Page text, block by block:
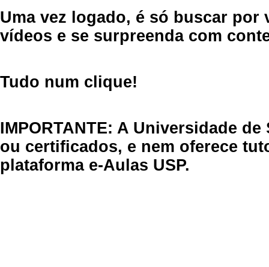
Uma vez logado, é só buscar por
vídeos e se surpreenda com
Tudo num clique!
IMPORTANTE: A Universidade
ou certificados, e nem oferece
plataforma e-Aulas USP.